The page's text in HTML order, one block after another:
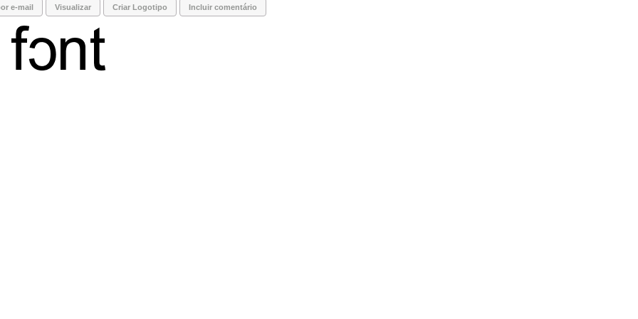
e-mail Visualizar Criar Logotipo Incluir comentário